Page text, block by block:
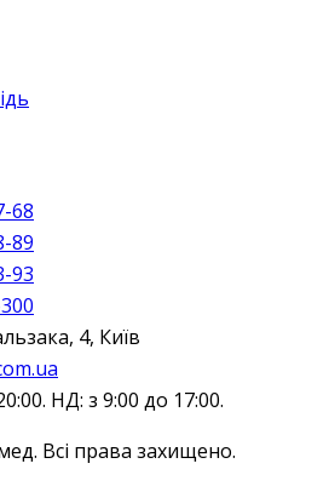
68
89
93
4, Київ
НД: з 9:00 до 17:00.
Всі права захищено.